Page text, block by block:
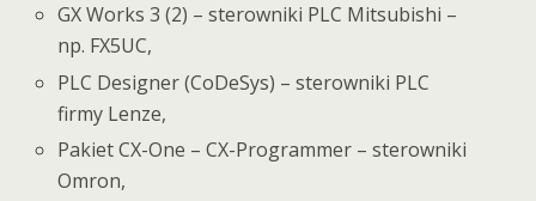
GX Works 3 (2) – sterowniki PLC Mitsubishi –
np. FX5UC,
PLC Designer (CoDeSys) – sterowniki PLC
firmy Lenze,
Pakiet CX-One – CX-Programmer – sterowniki
Omron,